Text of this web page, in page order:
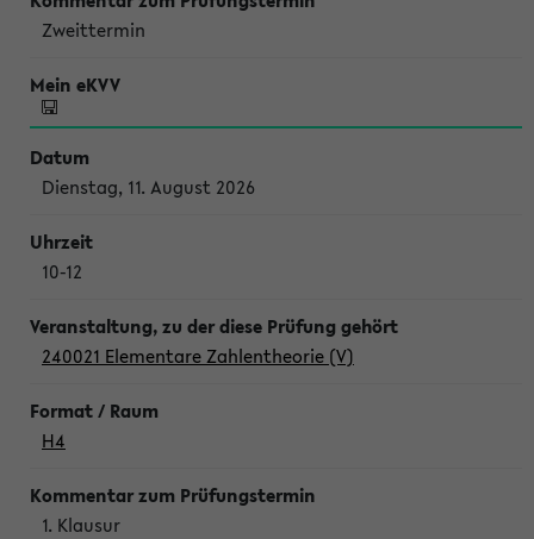
Zweittermin
Dienstag, 11. August 2026
10-12
240021 Elementare Zahlentheorie (V)
H4
1. Klausur